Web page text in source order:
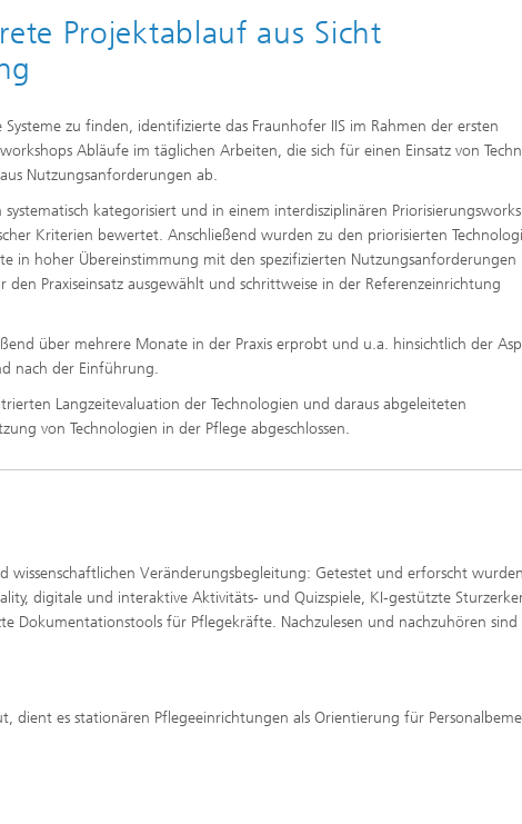
Projektablauf aus Sicht
zu finden, identifizierte das Fraunhofer IIS im Rahmen der ersten
Abläufe im täglichen Arbeiten, die sich für einen Einsatz von
Nutzungsanforderungen ab.
kategorisiert und in einem interdisziplinären
Kriterien bewertet. Anschließend wurden zu den priorisierten
in hoher Übereinstimmung mit den spezifizierten Nutzungsanforderungen
Praxiseinsatz ausgewählt und schrittweise in der Referenzeinrichtung
über mehrere Monate in der Praxis erprobt und u.a. hinsichtlich der
nach der Einführung.
Langzeitevaluation der Technologien und daraus abgeleiteten
von Technologien in der Pflege abgeschlossen.
wissenschaftlichen Veränderungsbegleitung: Getestet und erforscht
digitale und interaktive Aktivitäts- und Quizspiele, KI-gestützte
Dokumentationstools für Pflegekräfte. Nachzulesen und nachzuhören sind
dient es stationären Pflegeeinrichtungen als Orientierung für